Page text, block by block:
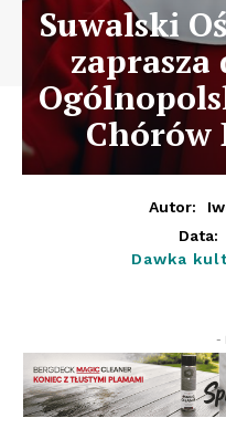
Suwalski
zaprasza
Chórów
Autor:
Data:
Dawka
-